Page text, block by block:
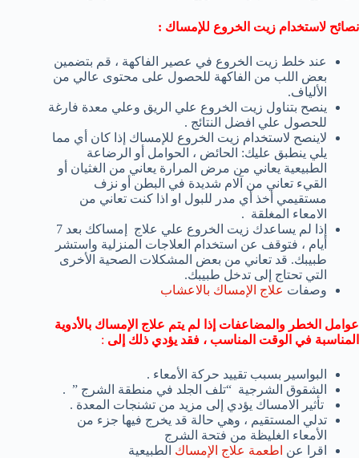
نصائح لاستخدام زيت الخروع للإمساك :
عند خلط زيت الخروع في عصير الفاكهة ، قم بتضمين
بعض اللب من الفاكهة للحصول على محتوى عالي من
الألياف.
ينصح بتناول زيت الخروع علي الريق وعلي معدة فارغة
للحصول علي افضل النتائج .
لاينصح لاستخدام زيت الخروع للإمساك إذا كان أي مما
يلي ينطبق عليك: الحائض ، الحوامل أو الرضاعة
الطبيعية يعاني من مرض المرارة يعاني من الغثيان أو
القيء تعاني من آلام شديدة في البطن أو نزف
مستقيمي أخذ أي مدر للبول او اذا كنت تعاني من
الامعاء المغلقة .
إذا لم يساعدك زيت الخروع علي علاج إمساكك بعد 7
أيام ، فتوقف عن استخدام العلاجات المنزلية واستشر
طبيبك. قد تعاني من بعض المشكلات الصحية الأخرى
التي تحتاج إلى تدخل طبيبك.
وصفات علاج الإمساك بالاعشاب
عوامل الخطر والمضاعفات إذا لم يتم علاج الإمساك بالأدوية
المناسبة في الوقت المناسب ، فقد يؤدي ذلك إلى :
البواسير بسبب تقييد حركة الأمعاء .
الشقوق الشرجية “تلف الجلد في منطقة الشرج ” .
تأثير الامساك يؤدي إلى مزيد من تشنجات المعدة .
تدلي المستقيم ، وهي حالة قد يخرج فيها جزء من
الأمعاء الغليظة من فتحة الشرج
اقرا عن اطعمة علاج الإمساك الطبيعية